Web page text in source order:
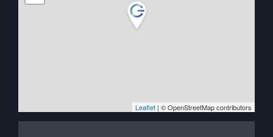
Leaflet | © OpenStreetMap contributors